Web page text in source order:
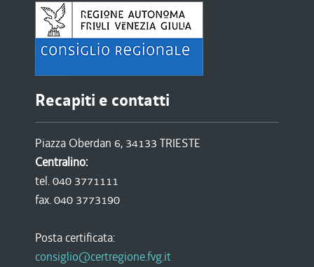
Recapiti e contatti
Piazza Oberdan 6, 34133 TRIESTE
Centralino:
tel. 040 3771111
fax. 040 3773190
Posta certificata:
consiglio@certregione.fvg.it